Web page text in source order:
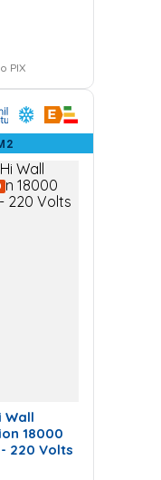
PIX
Wall
18000
- 220 Volts